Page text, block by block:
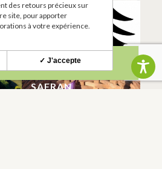
AIRE DE PIQUE-
NIQUE
MADEMOISELLE
SAFRAN
des retours précieux sur
site, pour apporter
à votre expérience.
✓ J'accepte